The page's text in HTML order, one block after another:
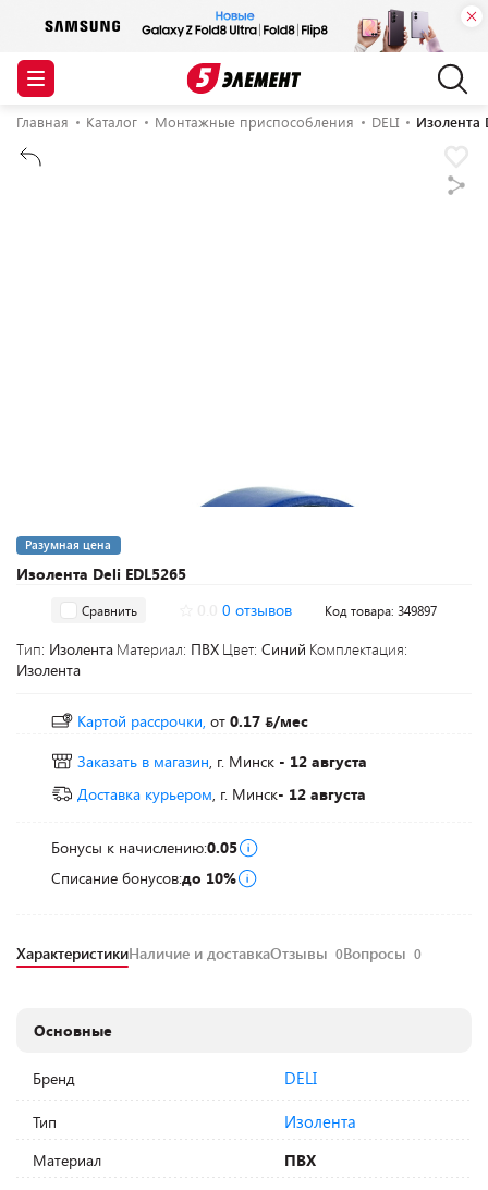
Главная Каталог Монтажные приспособления DELI Изолента
Изолента Deli EDL5265
Разумная цена
Сравнить 0 отзывов Код товара: 349897
Тип: Изолента Материал: ПВХ Цвет: Синий Комплектация:
Изолента
Картой рассрочки, от 0.17
/мес
Заказать в магазин, г. Минск - 12 августа
Доставка курьером, г. Минск- 12 августа
Бонусы к начислению:0.05
Списание бонусов:до 10%
ХарактеристикиНаличие и доставкаОтзывы 0Вопросы 0
Основные
Бренд DELI
Тип Изолента
Материал
ПВХ